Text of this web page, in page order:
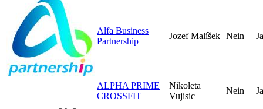
Alfa Business
Partnership
Jozef Malíšek Nein Ja
ALPHA PRIME
CROSSFIT
Nikoleta
Vujisic
Nein Ja